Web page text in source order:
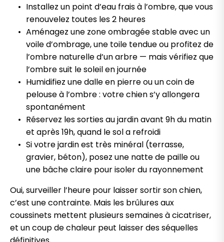
Installez un point d’eau frais à l’ombre, que vous
renouvelez toutes les 2 heures
Aménagez une zone ombragée stable avec un
voile d’ombrage, une toile tendue ou profitez de
l’ombre naturelle d’un arbre — mais vérifiez que
l’ombre suit le soleil en journée
Humidifiez une dalle en pierre ou un coin de
pelouse à l’ombre : votre chien s’y allongera
spontanément
Réservez les sorties au jardin avant 9h du matin
et après 19h, quand le sol a refroidi
Si votre jardin est très minéral (terrasse,
gravier, béton), posez une natte de paille ou
une bâche claire pour isoler du rayonnement
Oui, surveiller l’heure pour laisser sortir son chien,
c’est une contrainte. Mais les brûlures aux
coussinets mettent plusieurs semaines à cicatriser,
et un coup de chaleur peut laisser des séquelles